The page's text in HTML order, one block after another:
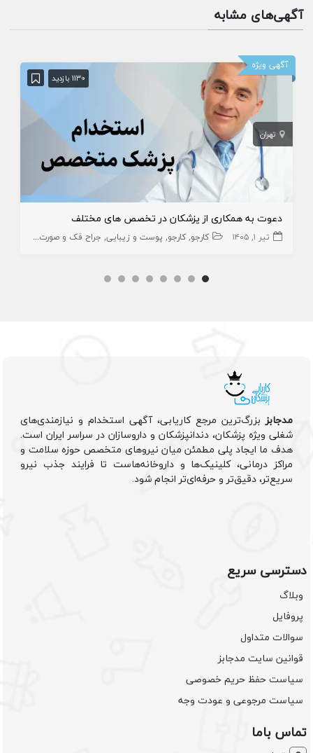
آگهی‌های مشابه
آگهی ویژه
1130 بازدید
تهران
دعوت به همکاری از پزشکان در تخصص های مختلف
تیر ۱, ۱۴۰۵ کارجو کارجو پوست و زیبایی جراح فک و صورت
مدجابزبزرگ‌ترین مرجع کاریابی، آگهی استخدام و نیازمندی‌های
شغلی ویژه پزشکان، دندانپزشکان و داروسازان در سراسر ایران است.
هدف ما ایجاد پلی مطمئن میان نیروهای متخصص حوزه سلامت و
مراکز درمانی، کلینیک‌ها و داروخانه‌هاست تا فرایند جذب نیرو
سریع‌تر، دقیق‌تر و حرفه‌ای‌تر انجام شود.
دسترسی سریع
وبلاگ
پروفایل
سوالات متداول
قوانین سایت مدجابز
سیاست حفظ حریم خصوصی
سیاست مرجوعی و عودت وجه
تماس باما